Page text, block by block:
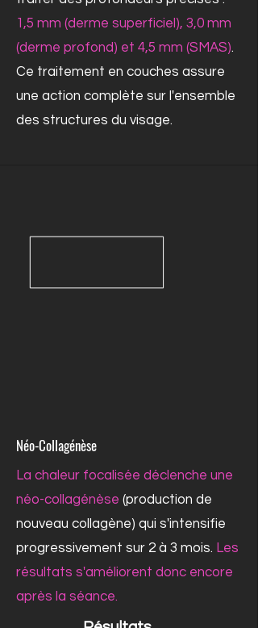
1,5 mm (derme superficiel), 3,0 mm
(derme profond) et 4,5 mm (SMAS).
Ce traitement en couches assure
une action complète sur l'ensemble
des structures du visage.
Néo-Collagénèse
La chaleur focalisée déclenche une
néo-collagénèse (production de
nouveau collagène) qui s'intensifie
progressivement sur 2 à 3 mois. Les
résultats s'améliorent donc encore
après la séance.